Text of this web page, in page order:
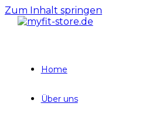
Zum Inhalt springen
Home
Über uns